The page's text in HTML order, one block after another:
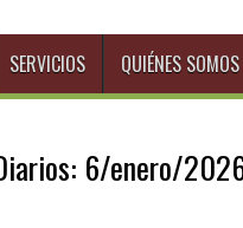
SERVICIOS QUIÉNES SOMOS
6/enero/